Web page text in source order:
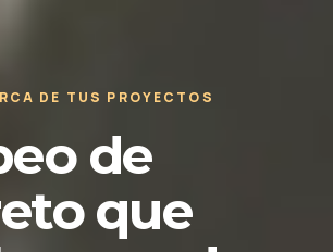
DE TUS PROYECTOS
de
que